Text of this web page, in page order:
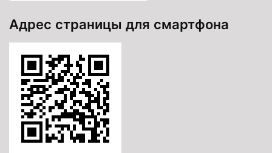
Адрес страницы для смартфона